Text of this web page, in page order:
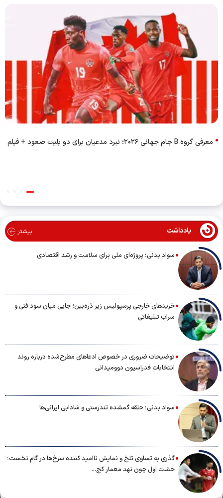
معرفی گروه B جام جهانی ۲۰۲۶؛ نبرد مدعیان برای دو بلیت صعود + فیلم
یادداشت بیشتر
سواد بدنی؛ پروژه‌ای ملی برای سلامت و رشد اقتصادی
خریدهای خارجی پرسپولیس زیر ذره‌بین؛ جایی میان سود فنی و
سراب تبلیغاتی
توضیحات ضروری در خصوص ادعاهای مطرح‌شده درباره روند
انتخابات فدراسیون دوومیدانی
سواد بدنی؛ حلقه گمشده تندرستی و شادابی ایرانی‌ها
گذری به تساوی تلخ و نمایش ناامید کننده سرخ‌ها در گام نخست؛
خشت اول چون نهد معمار کج...